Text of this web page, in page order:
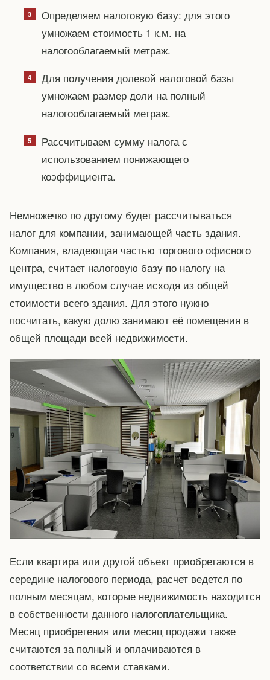
Определяем налоговую базу: для этого
умножаем стоимость 1 к.м. на
налогооблагаемый метраж.
Для получения долевой налоговой базы
умножаем размер доли на полный
налогооблагаемый метраж.
Рассчитываем сумму налога с
использованием понижающего
коэффициента.
Немножечко по другому будет рассчитываться
налог для компании, занимающей часть здания.
Компания, владеющая частью торгового офисного
центра, считает налоговую базу по налогу на
имущество в любом случае исходя из общей
стоимости всего здания. Для этого нужно
посчитать, какую долю занимают её помещения в
общей площади всей недвижимости.
Если квартира или другой объект приобретаются в
середине налогового периода, расчет ведется по
полным месяцам, которые недвижимость находится
в собственности данного налогоплательщика.
Месяц приобретения или месяц продажи также
считаются за полный и оплачиваются в
соответствии со всеми ставками.